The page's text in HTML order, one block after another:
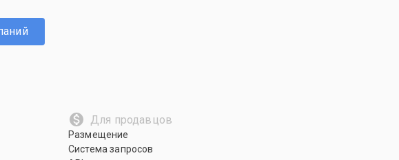
Для продавцов
Размещение
Система запросов